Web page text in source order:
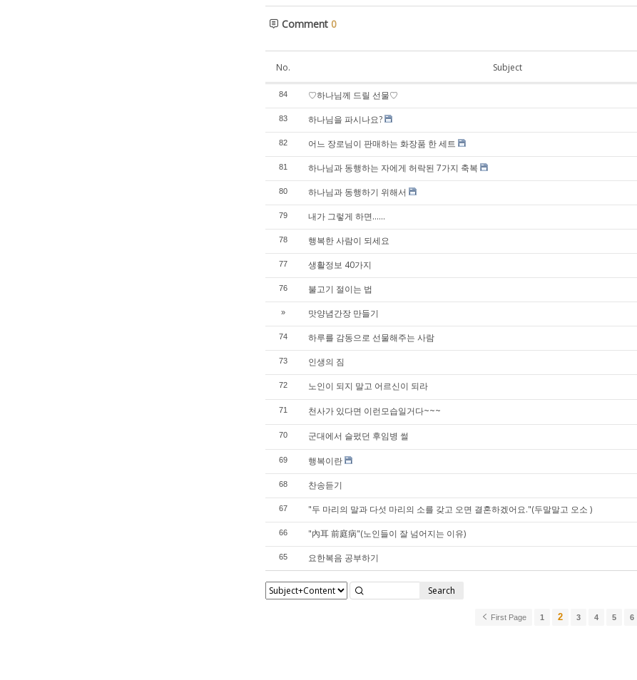
Comment 0
No. Subject
84 ♡하나님께 드릴 선물♡
83 하나님을 파시나요?
82 어느 장로님이 판매하는 화장품 한 세트
81 하나님과 동행하는 자에게 허락된 7가지 축복
80 하나님과 동행하기 위해서
79 내가 그렇게 하면......
78 행복한 사람이 되세요
77 생활정보 40가지
76 불고기 절이는 법
» 맛양념간장 만들기
74 하루를 감동으로 선물해주는 사람
73 인생의 짐
72 노인이 되지 말고 어르신이 되라
71 천사가 있다면 이런모습일거다~~~
70 군대에서 슬펐던 후임병 썰
69 행복이란
68 찬송듣기
67 "두 마리의 말과 다섯 마리의 소를 갖고 오면 결혼하겠어요."(두말말고 오소 )
66 "內耳 前庭病"(노인들이 잘 넘어지는 이유)
65 요한복음 공부하기
Search
First Page 1 2 3 4 5 6